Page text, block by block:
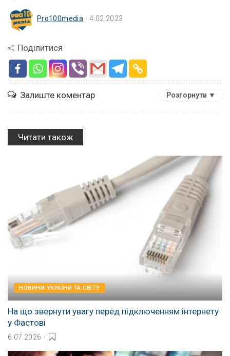
Pro100media 4.02.2023
Поділитися
Залиште коментар Розгорнути ▼
Читати також
НОВИНИ УКРАЇНИ ТА СВІТУ
На що звернути увагу перед підключенням інтернету
у Фастові
6.07.2026